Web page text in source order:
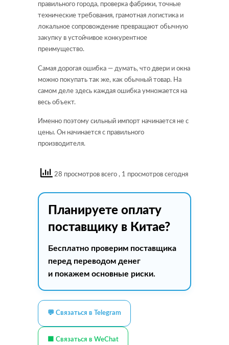
правильного города, проверка фабрики, точные
технические требования, грамотная логистика и
локальное сопровождение превращают обычную
закупку в устойчивое конкурентное
преимущество.
Самая дорогая ошибка — думать, что двери и окна
можно покупать так же, как обычный товар. На
самом деле здесь каждая ошибка умножается на
весь объект.
Именно поэтому сильный импорт начинается не с
цены. Он начинается с правильного
производителя.
28 просмотров всего , 1 просмотров сегодня
Планируете оплату
поставщику в Китае?
Бесплатно проверим поставщика
перед переводом денег
и покажем основные риски.
💬 Связаться в Telegram
🟩 Связаться в WeChat